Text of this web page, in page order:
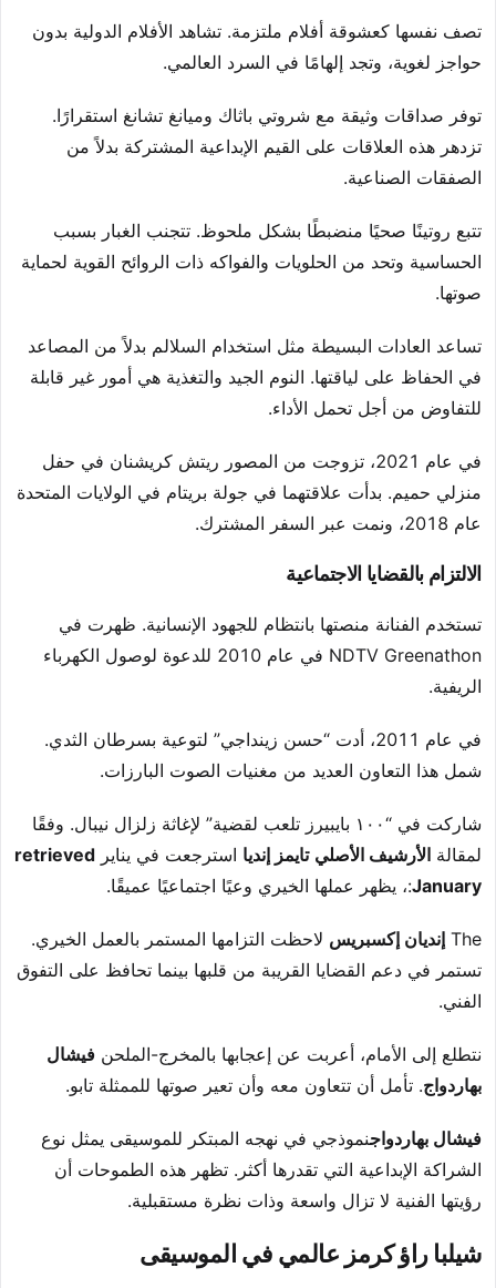
تصف نفسها كعشوقة أفلام ملتزمة. تشاهد الأفلام الدولية بدون
حواجز لغوية، وتجد إلهامًا في السرد العالمي.
توفر صداقات وثيقة مع شروتي باثاك وميانغ تشانغ استقرارًا.
تزدهر هذه العلاقات على القيم الإبداعية المشتركة بدلاً من
الصفقات الصناعية.
تتبع روتينًا صحيًا منضبطًا بشكل ملحوظ. تتجنب الغبار بسبب
الحساسية وتحد من الحلويات والفواكه ذات الروائح القوية لحماية
صوتها.
تساعد العادات البسيطة مثل استخدام السلالم بدلاً من المصاعد
في الحفاظ على لياقتها. النوم الجيد والتغذية هي أمور غير قابلة
للتفاوض من أجل تحمل الأداء.
في عام 2021، تزوجت من المصور ريتش كريشنان في حفل
منزلي حميم. بدأت علاقتهما في جولة بريتام في الولايات المتحدة
عام 2018، ونمت عبر السفر المشترك.
الالتزام بالقضايا الاجتماعية
تستخدم الفنانة منصتها بانتظام للجهود الإنسانية. ظهرت في
NDTV Greenathon في عام 2010 للدعوة لوصول الكهرباء
الريفية.
في عام 2011، أدت “حسن زينداجي” لتوعية بسرطان الثدي.
شمل هذا التعاون العديد من مغنيات الصوت البارزات.
شاركت في “١٠٠ بايبيرز تلعب لقضية” لإغاثة زلزال نيبال. وفقًا
لمقالة الأرشيف الأصلي تايمز إنديا استرجعت في يناير retrieved
January:، يظهر عملها الخيري وعيًا اجتماعيًا عميقًا.
The إنديان إكسبريس لاحظت التزامها المستمر بالعمل الخيري.
تستمر في دعم القضايا القريبة من قلبها بينما تحافظ على التفوق
الفني.
نتطلع إلى الأمام، أعربت عن إعجابها بالمخرج-الملحن فيشال
بهاردواج. تأمل أن تتعاون معه وأن تعير صوتها للممثلة تابو.
فيشال بهاردواجنموذجي في نهجه المبتكر للموسيقى يمثل نوع
الشراكة الإبداعية التي تقدرها أكثر. تظهر هذه الطموحات أن
رؤيتها الفنية لا تزال واسعة وذات نظرة مستقبلية.
شيلبا راؤ كرمز عالمي في الموسيقى